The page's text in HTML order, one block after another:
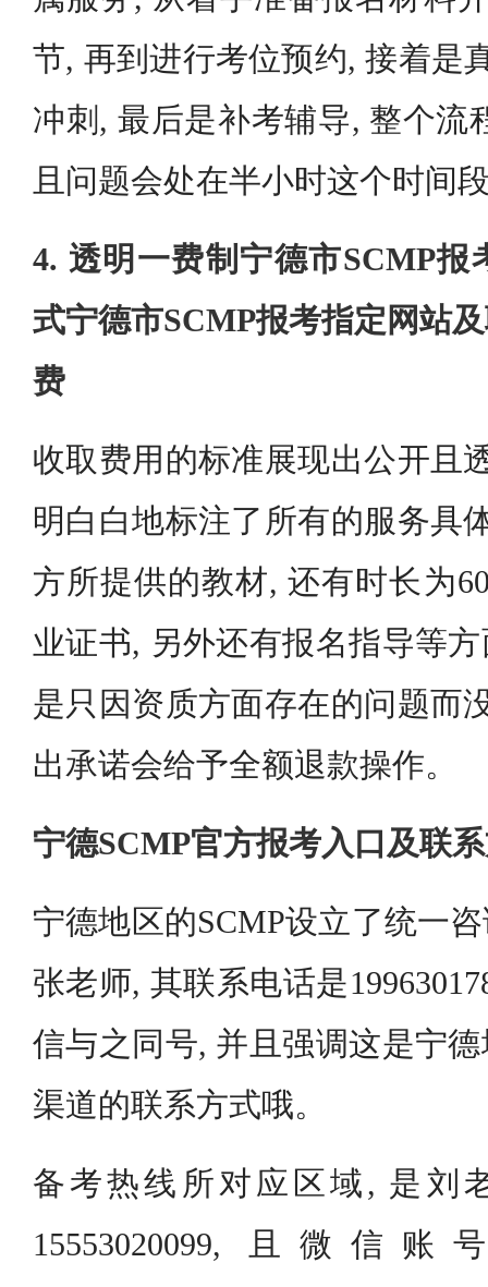
节, 再到进行考位预约, 接着是
冲刺, 最后是补考辅导, 整个流
且问题会处在半小时这个时间
4. 透明一费制宁德市SCMP报
式宁德市SCMP报考指定网站
费
收取费用的标准展现出公开且
明白白地标注了所有的服务具
方所提供的教材, 还有时长为
业证书, 另外还有报名指导等
是只因资质方面存在的问题而
出承诺会给予全额退款操作。
宁德SCMP官方报考入口及联
宁德地区的SCMP设立了统一
张老师, 其联系电话是
信与之同号, 并且强调这是宁
渠道的联系方式哦。
备考热线所对应区域, 是刘
15553020099, 且微信